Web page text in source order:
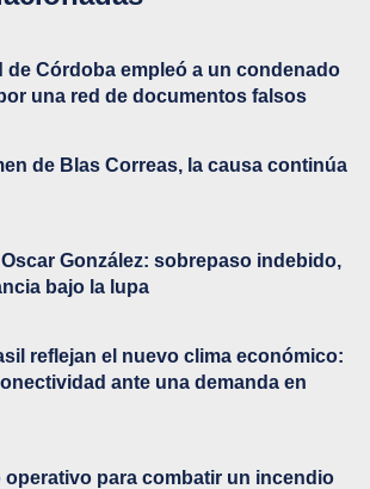
de Córdoba empleó a un condenado
una red de documentos falsos
de Blas Correas, la causa continúa
González: sobrepaso indebido,
bajo la lupa
reflejan el nuevo clima económico:
ante una demanda en
para combatir un incendio